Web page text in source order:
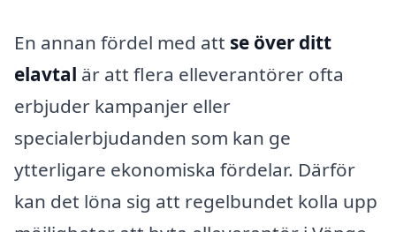
En annan fördel med att se över ditt
elavtal är att flera elleverantörer ofta
erbjuder kampanjer eller
specialerbjudanden som kan ge
ytterligare ekonomiska fördelar. Därför
kan det löna sig att regelbundet kolla upp